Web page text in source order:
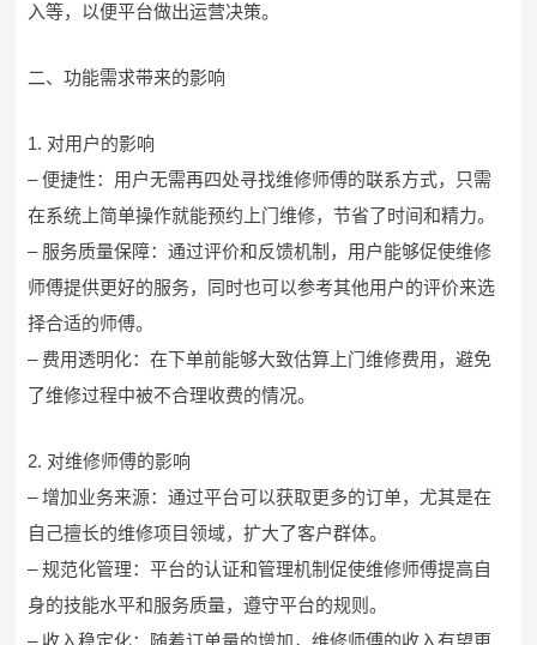
入等，以便平台做出运营决策。
二、功能需求带来的影响
1. 对用户的影响
– 便捷性：用户无需再四处寻找维修师傅的联系方式，只需
在系统上简单操作就能预约上门维修，节省了时间和精力。
– 服务质量保障：通过评价和反馈机制，用户能够促使维修
师傅提供更好的服务，同时也可以参考其他用户的评价来选
择合适的师傅。
– 费用透明化：在下单前能够大致估算上门维修费用，避免
了维修过程中被不合理收费的情况。
2. 对维修师傅的影响
– 增加业务来源：通过平台可以获取更多的订单，尤其是在
自己擅长的维修项目领域，扩大了客户群体。
– 规范化管理：平台的认证和管理机制促使维修师傅提高自
身的技能水平和服务质量，遵守平台的规则。
– 收入稳定化：随着订单量的增加，维修师傅的收入有望更